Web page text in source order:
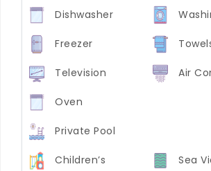
Dishwasher
Freezer
Television Air
Oven
Private Pool
Children’s
Sea